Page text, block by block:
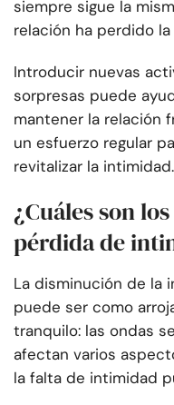
siempre sigue la
relación ha perdido
Introducir nuevas
sorpresas puede
mantener la relación
un esfuerzo regular
revitalizar la intimidad.
¿Cuáles son
pérdida de
La disminución de la
puede ser como
tranquilo: las ondas
afectan varios
la falta de intimidad